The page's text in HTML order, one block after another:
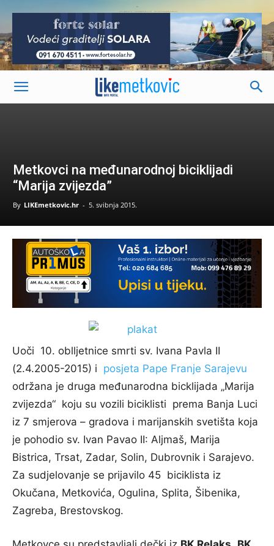
-
Metkovci na međunarodnoj biciklijadi
“Marija zvijezda”
By LIKEmetkovic.hr - 5. svibnja 2015.
Uoči 10. oblljetnice smrti sv. Ivana Pavla II
(2.4.2005-2015) i posjeta Pape Franje Sarajevu
održana je druga međunarodna bicklijada „Marija
zvijezda“ koju su vozili biciklisti prema Banja Luci
iz 7 smjerova – gradova i marijanskih svetišta koja
je pohodio sv. Ivan Pavao II: Aljmaš, Marija
Bistrica, Trsat, Zadar, Solin, Dubrovnik i Sarajevo.
Za sudjelovanje se prijavilo 45 biciklista iz
Okučana, Metkovića, Ogulina, Splita, Šibenika,
Zagreba, Brestovskog.